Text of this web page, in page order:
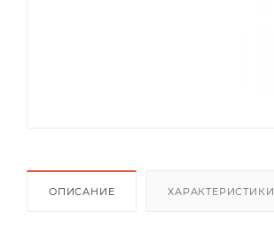
ОПИСАНИЕ ХАРАКТЕРИСТИКИ